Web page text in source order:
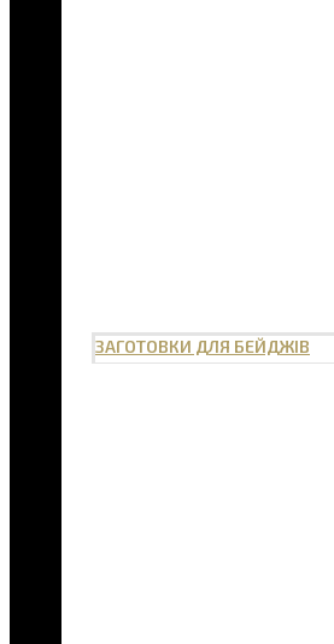
ЗАГОТОВКИ ДЛЯ БЕЙДЖІВ